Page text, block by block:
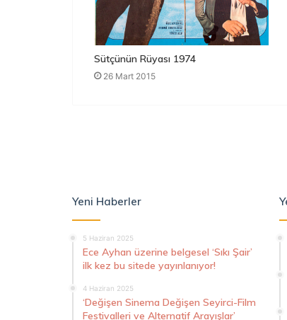
Sütçünün Rüyası 1974
26 Mart 2015
Yeni Haberler
5 Haziran 2025
Ece Ayhan üzerine belgesel ‘Sıkı Şair’
ilk kez bu sitede yayınlanıyor!
4 Haziran 2025
‘Değişen Sinema Değişen Seyirci-Film
Festivalleri ve Alternatif Arayışlar’